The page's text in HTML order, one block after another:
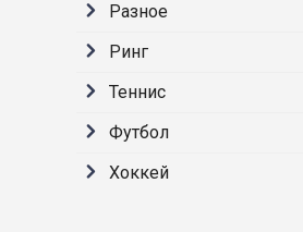
Разное
Ринг
Теннис
Футбол
Хоккей